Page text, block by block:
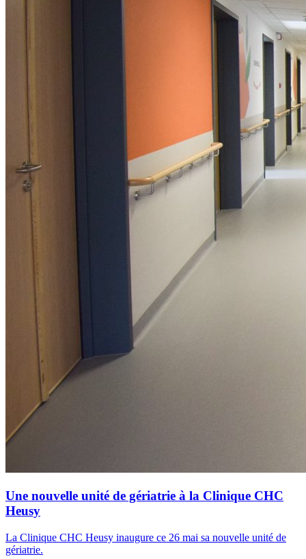
Une nouvelle unité de gériatrie à la Clinique CHC
Heusy
La Clinique CHC Heusy inaugure ce 26 mai sa nouvelle unité de
gériatrie.